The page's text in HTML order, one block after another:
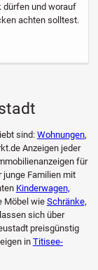
dürfen und worauf
achten solltest.
sind: Wohnungen,
Anzeigen jeder
für
junge Familien mit
Kinderwagen,
Möbel wieSchränke,
sich über
preisgünstig
in Titisee-